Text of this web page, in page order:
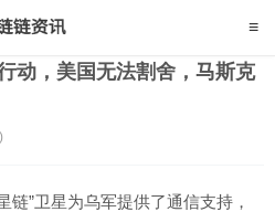
动，美国无法割舍，马斯克
链”卫星为乌军提供了通信支持，